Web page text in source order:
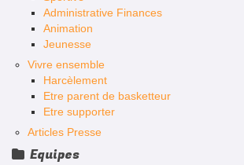
Administrative Finances
Animation
Jeunesse
Vivre ensemble
Harcèlement
Etre parent de basketteur
Etre supporter
Articles Presse
Equipes